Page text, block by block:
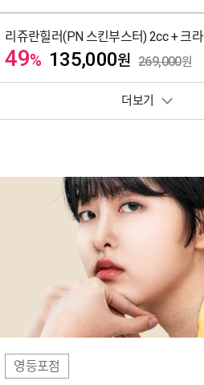
리쥬란힐러(PN 스킨부스터) 2cc + 크
49% 135,000원 269,000원
보기 토글
영등포점